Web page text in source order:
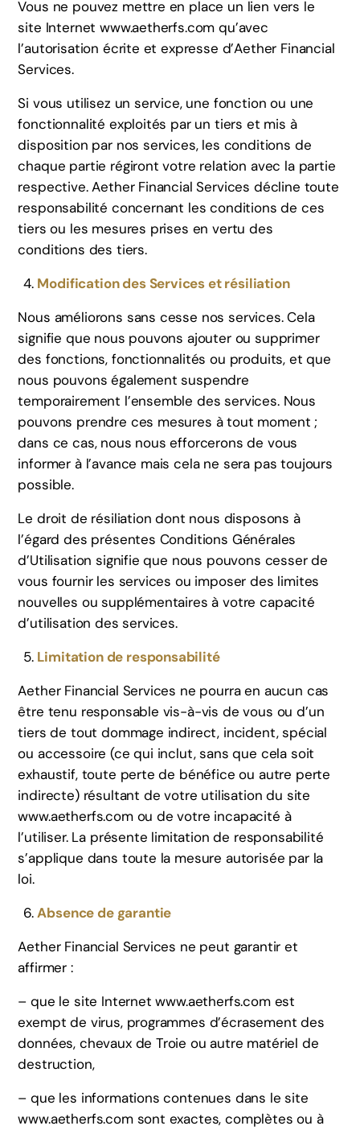
Vous ne pouvez mettre en place un lien vers le
site Internet www.aetherfs.com qu’avec
l’autorisation écrite et expresse d’Aether Financial
Services.
Si vous utilisez un service, une fonction ou une
fonctionnalité exploités par un tiers et mis à
disposition par nos services, les conditions de
chaque partie régiront votre relation avec la partie
respective. Aether Financial Services décline toute
responsabilité concernant les conditions de ces
tiers ou les mesures prises en vertu des
conditions des tiers.
Modification des Services et résiliation
Nous améliorons sans cesse nos services. Cela
signifie que nous pouvons ajouter ou supprimer
des fonctions, fonctionnalités ou produits, et que
nous pouvons également suspendre
temporairement l’ensemble des services. Nous
pouvons prendre ces mesures à tout moment ;
dans ce cas, nous nous efforcerons de vous
informer à l’avance mais cela ne sera pas toujours
possible.
Le droit de résiliation dont nous disposons à
l’égard des présentes Conditions Générales
d’Utilisation signifie que nous pouvons cesser de
vous fournir les services ou imposer des limites
nouvelles ou supplémentaires à votre capacité
d’utilisation des services.
Limitation de responsabilité
Aether Financial Services ne pourra en aucun cas
être tenu responsable vis-à-vis de vous ou d’un
tiers de tout dommage indirect, incident, spécial
ou accessoire (ce qui inclut, sans que cela soit
exhaustif, toute perte de bénéfice ou autre perte
indirecte) résultant de votre utilisation du site
www.aetherfs.com ou de votre incapacité à
l’utiliser. La présente limitation de responsabilité
s’applique dans toute la mesure autorisée par la
loi.
Absence de garantie
Aether Financial Services ne peut garantir et
affirmer :
– que le site Internet www.aetherfs.com est
exempt de virus, programmes d’écrasement des
données, chevaux de Troie ou autre matériel de
destruction,
– que les informations contenues dans le site
www.aetherfs.com sont exactes, complètes ou à